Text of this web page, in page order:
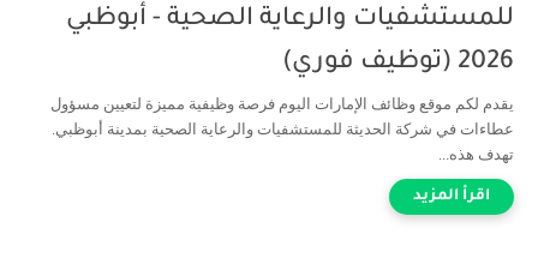
للمستشفيات والرعاية الصحية - أبوظبي
2026 (توظيف فوري)
يقدم لكم موقع وظائف الإمارات اليوم فرصة وظيفية مميزة لتعيين مسؤول
عطاءات في شركة الحديثة للمستشفيات والرعاية الصحية بمدينة أبوظبي.
تهدف هذه...